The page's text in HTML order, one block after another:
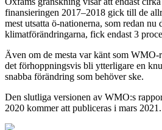
finansieringen 2017–2018 gick till de
mest utsatta ö-nationerna, som redan nu
klimatförändringarna, fick endast 3
Även om de mesta var känt som WMO-
det förhoppningsvis bli ytterligare en
snabba förändring som behöver ske.
Den slutliga versionen av WMO:s
2020 kommer att publiceras i mars 2021.